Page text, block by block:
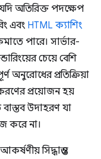
অতিরিক্ত পদক্ষেপ
এবং HTML ক্যাশিং
পারে। সার্ভার-
চেয়ে বেশি
অনুরোধের প্রতিক্রিয়া
প্রয়োজন হয়
উদাহরণ যা
করে না।
সিদ্ধান্তও